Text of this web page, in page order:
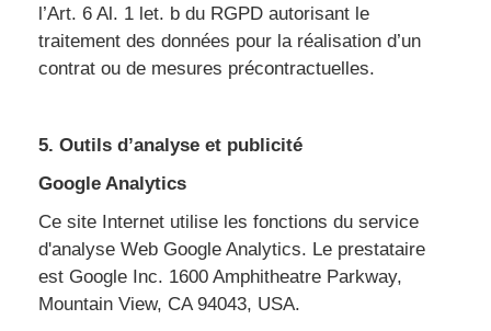
l’Art. 6 Al. 1 let. b du RGPD autorisant le
traitement des données pour la réalisation d’un
contrat ou de mesures précontractuelles.
5. Outils d’analyse et publicité
Google Analytics
Ce site Internet utilise les fonctions du service
d'analyse Web Google Analytics. Le prestataire
est Google Inc. 1600 Amphitheatre Parkway,
Mountain View, CA 94043, USA.